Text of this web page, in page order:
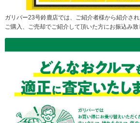
ガリバー23号鈴鹿店では、ご紹介者様から紹介さ
ご購入、ご売却でご紹介して頂いた方にお振込み致